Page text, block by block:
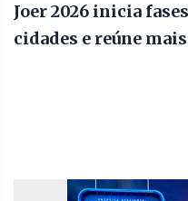
Joer 2026 inicia
cidades e reúne